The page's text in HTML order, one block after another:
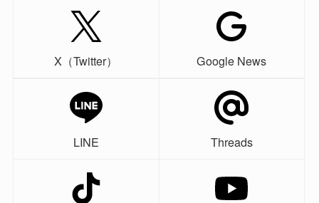
X（Twitter） Google News
LINE Threads